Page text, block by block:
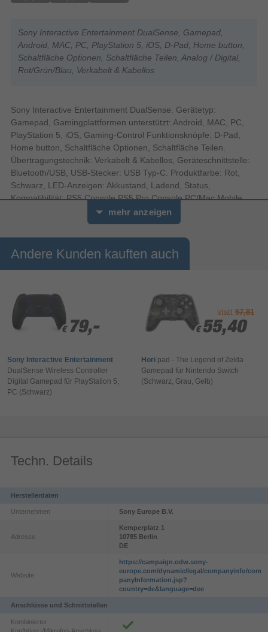
Sony Interactive Entertainment DualSense, Gamepad,
Android, MAC, PC, PlayStation 5, iOS, D-Pad, Home button,
Schaltfläche Optionen, Schaltfläche Teilen, Analog / Digital,
Rot/Grün/Blau, Verkabelt & Kabellos
Sony Interactive Entertainment DualSense. Gerätetyp:
Gamepad, Gamingplattformen unterstützt: Android, MAC, PC,
PlayStation 5, iOS, Gaming-Control Funktionsknöpfe: D-Pad,
Home button, Schaltfläche Optionen, Schaltfläche Teilen.
Übertragungstechnik: Verkabelt & Kabellos, Geräteschnittstelle:
Bluetooth/USB, USB-Stecker: USB Typ-C. Produktfarbe: Rot,
Schwarz, LED-Anzeigen: Akkustand, Ladend, Status,
Kompatibilität: PS5 Console PS5 Pro Console PC/Mac Mobile
devices. Energiequelle: Akku, Akku-/Batterietyp: Eingebaut,
Eingangsspannung: 3.65 V. Akku-/Batterietechnologie: Lithium-
Ion (Li-Ion), Akku-/Batteriekapazität: 1560 mAh
mehr anzeigen
Andere Kunden kauften auch
€ 79,-
€ 79,-
Sony Interactive Entertainment
DualSense Wireless Controller
Digital Gamepad für PlayStation 5,
PC (Schwarz)
statt57,81
€ 55,40
€ 55,40
Hori pad - The Legend of Zelda
Gamepad für Nintendo Switch
(Schwarz, Grau, Gelb)
Techn. Details
Herstellerdaten
Unternehmen Sony Europe B.V.
Adresse
Kemperplatz 1
10785 Berlin
DE
Website
https://campaign.odw.sony-
europe.com/dynamic/legal/companyinfo/com
panyInformation.jsp?
country=de&language=dee
Anschlüsse und Schnittstellen
Kombinierter